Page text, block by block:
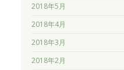
2018年5月
2018年4月
2018年3月
2018年2月